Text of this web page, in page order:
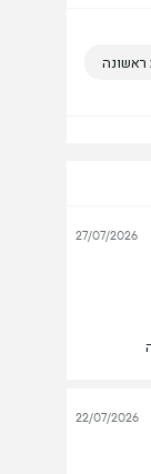
27/07/2026
22/07/2026